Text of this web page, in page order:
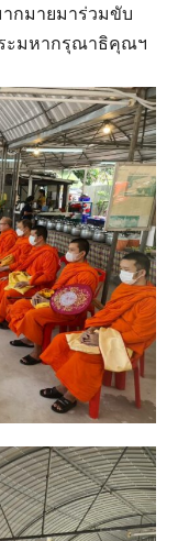
กมายมาร่วมขับ
ระมหากรุณาธิคุณฯ